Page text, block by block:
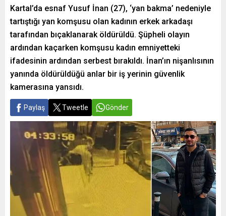
Kartal’da esnaf Yusuf İnan (27), ‘yan bakma’ nedeniyle
tartıştığı yan komşusu olan kadının erkek arkadaşı
tarafından bıçaklanarak öldürüldü. Şüpheli olayın
ardından kaçarken komşusu kadın emniyetteki
ifadesinin ardından serbest bırakıldı. İnan’ın nişanlısının
yanında öldürüldüğü anlar bir iş yerinin güvenlik
kamerasına yansıdı.
Paylaş Tweetle Gönder